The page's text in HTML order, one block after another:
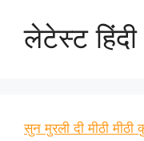
लेटेस्ट
सुन मुरली दी मीठी